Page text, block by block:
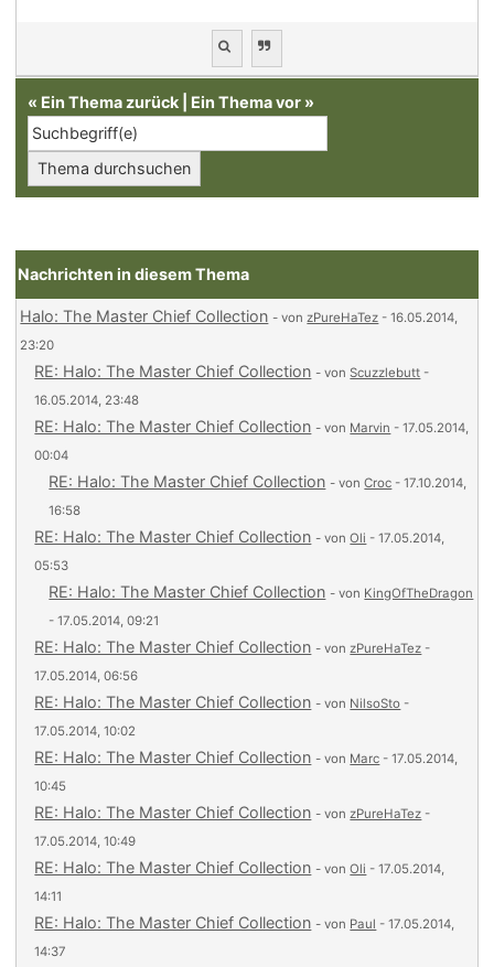
« Ein Thema zurück Ein Thema vor »
Nachrichten in diesem Thema
Halo: The Master Chief Collection - vonzPureHaTez - 16.05.2014,
23:20
RE: Halo: The Master Chief Collection - vonScuzzlebutt -
16.05.2014, 23:48
RE: Halo: The Master Chief Collection - von Marvin - 17.05.2014,
00:04
RE: Halo: The Master Chief Collection - vonCroc - 17.10.2014,
16:58
RE: Halo: The Master Chief Collection - vonOli - 17.05.2014,
05:53
RE: Halo: The Master Chief Collection - von KingOfTheDragon
- 17.05.2014, 09:21
RE: Halo: The Master Chief Collection - vonzPureHaTez -
17.05.2014, 06:56
RE: Halo: The Master Chief Collection - von NilsoSto -
17.05.2014, 10:02
RE: Halo: The Master Chief Collection - von Marc - 17.05.2014,
10:45
RE: Halo: The Master Chief Collection - vonzPureHaTez -
17.05.2014, 10:49
RE: Halo: The Master Chief Collection - vonOli - 17.05.2014,
14:11
RE: Halo: The Master Chief Collection - von Paul - 17.05.2014,
14:37